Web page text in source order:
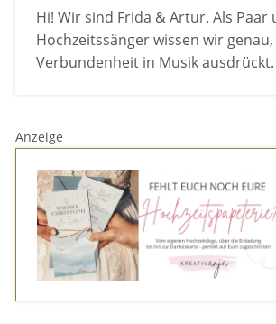
Hi! Wir sind Frida & Artur. Als Paar
Hochzeitssänger wissen wir
Verbundenheit in Musik ausdrückt.
Anzeige